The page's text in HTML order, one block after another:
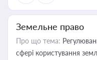
Земельне право
Про що тема:
сфері користування